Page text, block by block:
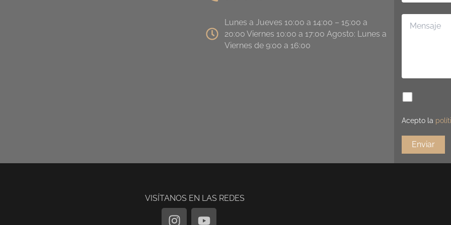
Lunes a Jueves 10:00 a 14:00 – 15:00 a
20:00 Viernes 10:00 a 17:00 Agosto: Lunes a
Viernes de 9:00 a 16:00
Acepto la
VISÍTANOS EN LAS REDES
I
Y